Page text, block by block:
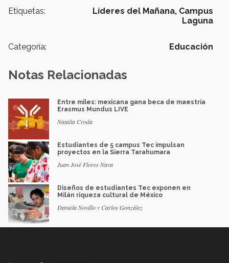
Etiquetas: Líderes del Mañana, Campus
Laguna
Categoría: Educación
Notas Relacionadas
Entre miles: mexicana gana beca de maestría
Erasmus Mundus LIVE
Natalia Croda
Estudiantes de 5 campus Tec impulsan
proyectos en la Sierra Tarahumara
Juan José Flores Nava
Diseños de estudiantes Tec exponen en
Milán riqueza cultural de México
Daniela Novillo y Carlos González